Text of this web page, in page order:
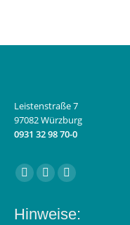
Leistenstraße 7
97082 Würzburg
0931 32 98 70-0
Finden Sie uns auf:
Facebook
opens
Instagram
opens
E-
page
Hinweise: